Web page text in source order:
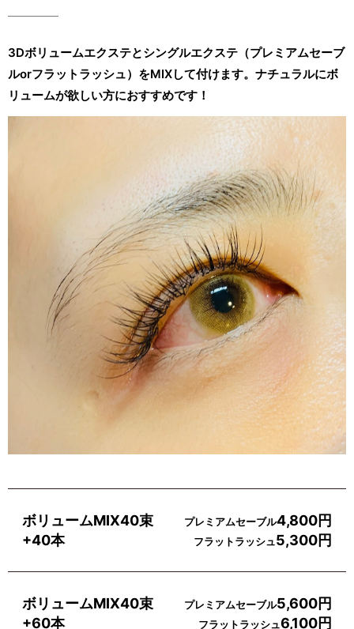
3Dボリュームエクステとシングルエクステ（プレミアムセーブ
ルorフラットラッシュ）をMIXして付けます。ナチュラルにボ
リュームが欲しい方におすすめです！
ボリュームMIX40束
+40本
プレミアムセーブル4,800円
フラットラッシュ5,300円
ボリュームMIX40束
+60本
プレミアムセーブル5,600円
フラットラッシュ6,100円